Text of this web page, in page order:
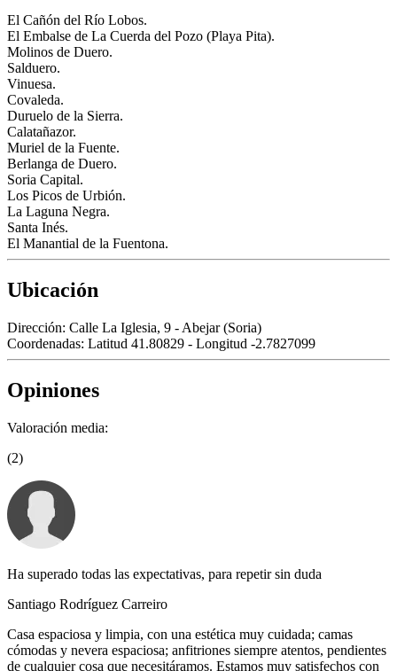
El Cañón del Río Lobos.
El Embalse de La Cuerda del Pozo (Playa Pita).
Molinos de Duero.
Salduero.
Vinuesa.
Covaleda.
Duruelo de la Sierra.
Calatañazor.
Muriel de la Fuente.
Berlanga de Duero.
Soria Capital.
Los Picos de Urbión.
La Laguna Negra.
Santa Inés.
El Manantial de la Fuentona.
Ubicación
Dirección: Calle La Iglesia, 9 - Abejar (Soria)
Coordenadas: Latitud 41.80829 - Longitud -2.7827099
Opiniones
Valoración media:
(2)
Ha superado todas las expectativas, para repetir sin duda
Santiago Rodríguez Carreiro
Casa espaciosa y limpia, con una estética muy cuidada; camas
cómodas y nevera espaciosa; anfitriones siempre atentos, pendientes
de cualquier cosa que necesitáramos. Estamos muy satisfechos con